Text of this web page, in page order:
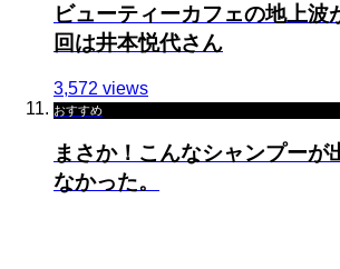
ビューティーカフェの地上波
回は井本悦代さん
3,572 views
おすすめ
まさか！こんなシャンプーが
なかった。